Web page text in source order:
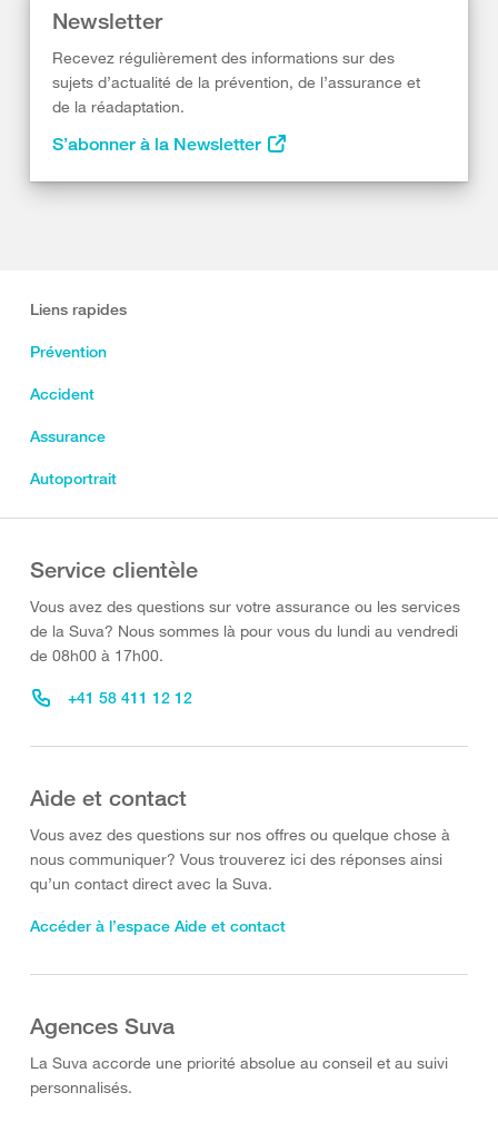
Newsletter
Recevez régulièrement des informations sur des
sujets d’actualité de la prévention, de l’assurance et
de la réadaptation.
S’abonner à la Newsletter
Liens rapides
Prévention
Accident
Assurance
Autoportrait
Service clientèle
Vous avez des questions sur votre assurance ou les services
de la Suva? Nous sommes là pour vous du lundi au vendredi
de 08h00 à 17h00.
+41 58 411 12 12
Aide et contact
Vous avez des questions sur nos offres ou quelque chose à
nous communiquer? Vous trouverez ici des réponses ainsi
qu’un contact direct avec la Suva.
Accéder à l’espace Aide et contact
Agences Suva
La Suva accorde une priorité absolue au conseil et au suivi
personnalisés.